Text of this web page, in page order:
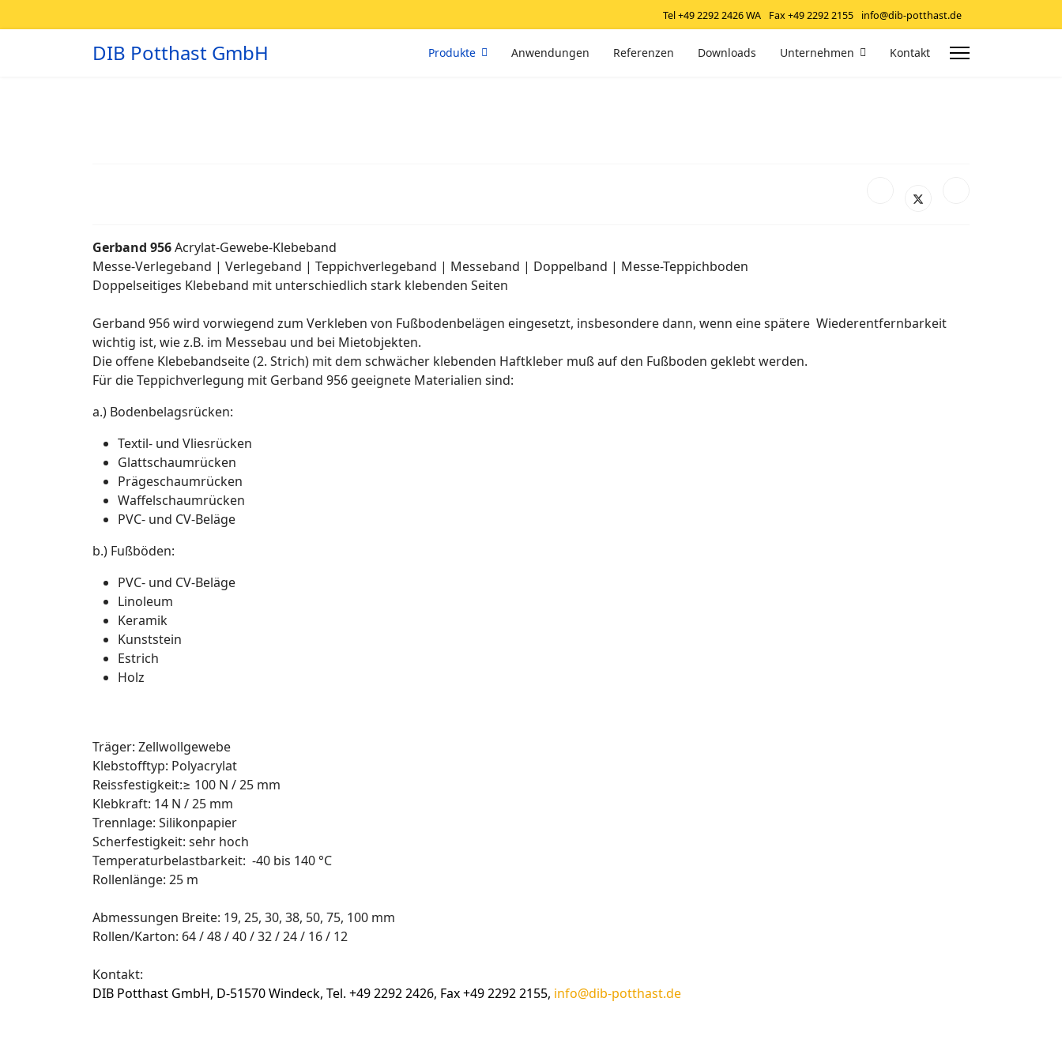
Tel +49 2292 2426 WA Fax +49 2292 2155 info@dib-potthast.de
DIB Potthast GmbH Produkte Anwendungen Referenzen Downloads Unternehmen Kontakt
Gerband 956Acrylat-Gewebe-Klebeband
Messe-Verlegeband | Verlegeband | Teppichverlegeband | Messeband | Doppelband | Messe-Teppichboden
Doppelseitiges Klebeband mit unterschiedlich stark klebenden Seiten
Gerband 956 wird vorwiegend zum Verkleben von Fußbodenbelägen eingesetzt, insbesondere dann, wenn eine spätere Wiederentfernbarkeit
wichtig ist, wie z.B. im Messebau und bei Mietobjekten.
Die offene Klebebandseite (2. Strich) mit dem schwächer klebenden Haftkleber muß auf den Fußboden geklebt werden.
Für die Teppichverlegung mit Gerband 956 geeignete Materialien sind:
a.) Bodenbelagsrücken:
Textil- und Vliesrücken
Glattschaumrücken
Prägeschaumrücken
Waffelschaumrücken
PVC- und CV-Beläge
b.) Fußböden:
PVC- und CV-Beläge
Linoleum
Keramik
Kunststein
Estrich
Holz
Träger: Zellwollgewebe
Klebstofftyp: Polyacrylat
Reissfestigkeit:≥ 100 N / 25 mm
Klebkraft: 14 N / 25 mm
Trennlage: Silikonpapier
Scherfestigkeit: sehr hoch
Temperaturbelastbarkeit: -40 bis 140 °C
Rollenlänge: 25 m
Abmessungen Breite: 19, 25, 30, 38, 50, 75, 100 mm
Rollen/Karton: 64 / 48 / 40 / 32 / 24 / 16 / 12
Kontakt:
DIB Potthast GmbH, D-51570 Windeck, Tel. +49 2292 2426, Fax +49 2292 2155, info@dib-potthast.de